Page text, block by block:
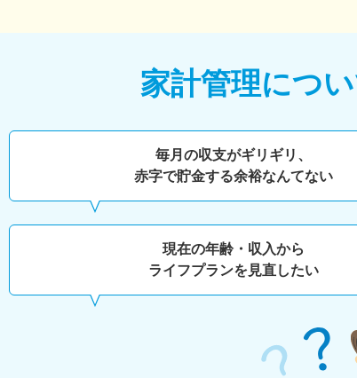
家計管理につ
毎月の収支がギリギリ、
赤字で貯金する余裕なんてない
現在の年齢・収入から
ライフプランを見直したい